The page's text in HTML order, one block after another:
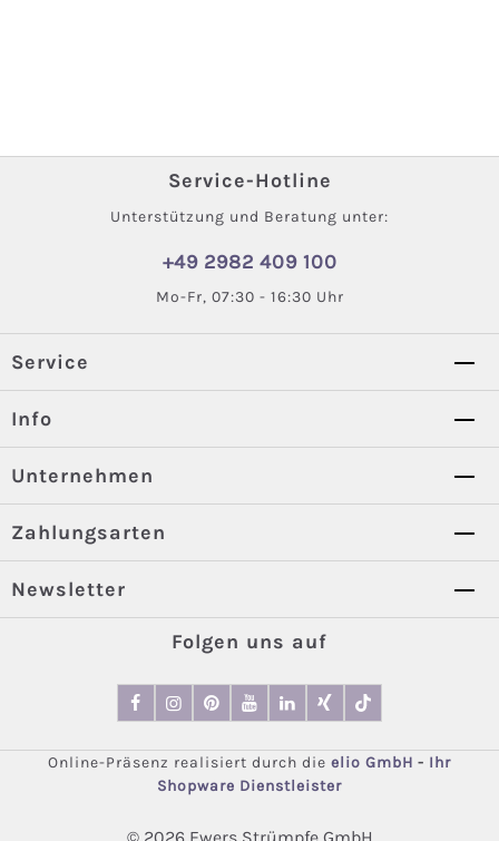
Service-Hotline
Unterstützung und Beratung unter:
+49 2982 409 100
Mo-Fr, 07:30 - 16:30 Uhr
Service
Info
Unternehmen
Zahlungsarten
Newsletter
Folgen uns auf
Online-Präsenz realisiert durch die elio GmbH - Ihr
Shopware Dienstleister